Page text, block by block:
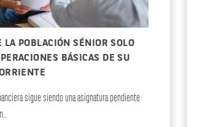
LA POBLACIÓN SÉNIOR SOLO
BÁSICAS DE SU
sigue siendo una asignatura pendiente